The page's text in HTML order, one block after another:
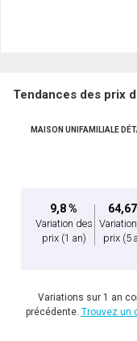
Téléphone
Tendances des prix
MAISON UNIFAMILIALE
9,8 %
Variation des
prix (1 an)
prix (5
Variations sur 1 an
précédente. Trouvez un